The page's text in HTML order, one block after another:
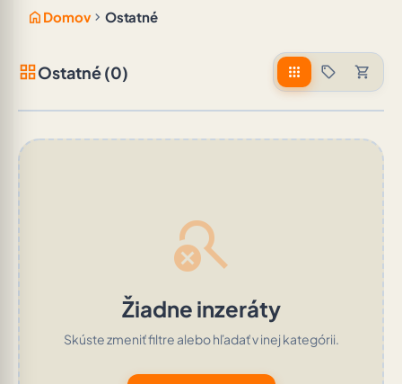
home Domov chevron_right Ostatné
grid_viewOstatné (0) apps sell shopping_cart
search_off
Žiadne inzeráty
Skúste zmeniť filtre alebo hľadať v inej kategórii.